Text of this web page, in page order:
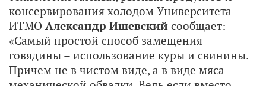
консервирования холодом Университета
ИТМО Александр Ишевский сообщает:
«Самый простой способ замещения
говядины – использование куры и свинины.
Причем не в чистом виде, а в виде мяса